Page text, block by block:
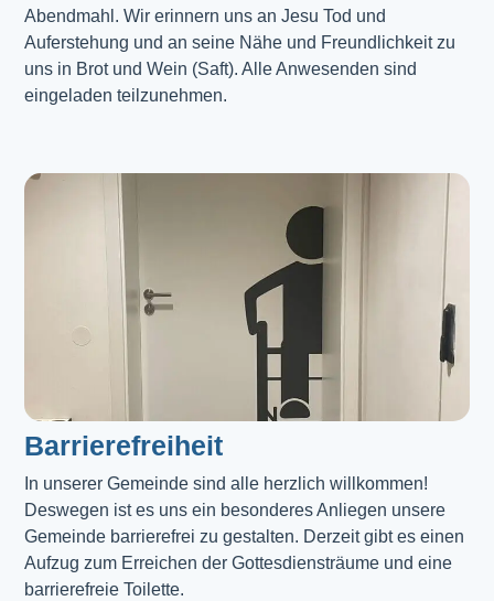
Abendmahl. Wir erinnern uns an Jesu Tod und
Auferstehung und an seine Nähe und Freundlichkeit zu
uns in Brot und Wein (Saft). Alle Anwesenden sind
eingeladen teilzunehmen.
Barrierefreiheit
In unserer Gemeinde sind alle herzlich willkommen!
Deswegen ist es uns ein besonderes Anliegen unsere
Gemeinde barrierefrei zu gestalten. Derzeit gibt es einen
Aufzug zum Erreichen der Gottesdiensträume und eine
barrierefreie Toilette.